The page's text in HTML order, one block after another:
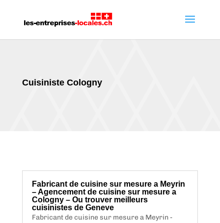
Cuisiniste Cologny
Fabricant de cuisine sur mesure a Meyrin
– Agencement de cuisine sur mesure a
Cologny – Ou trouver meilleurs
cuisinistes de Geneve
Fabricant de cuisine sur mesure a Meyrin -